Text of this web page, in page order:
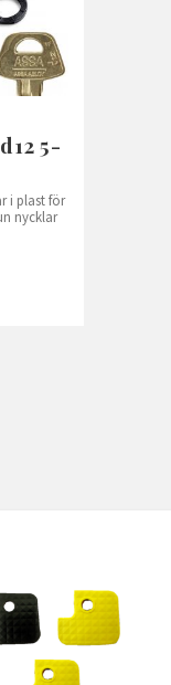
5-
i plast för
nycklar